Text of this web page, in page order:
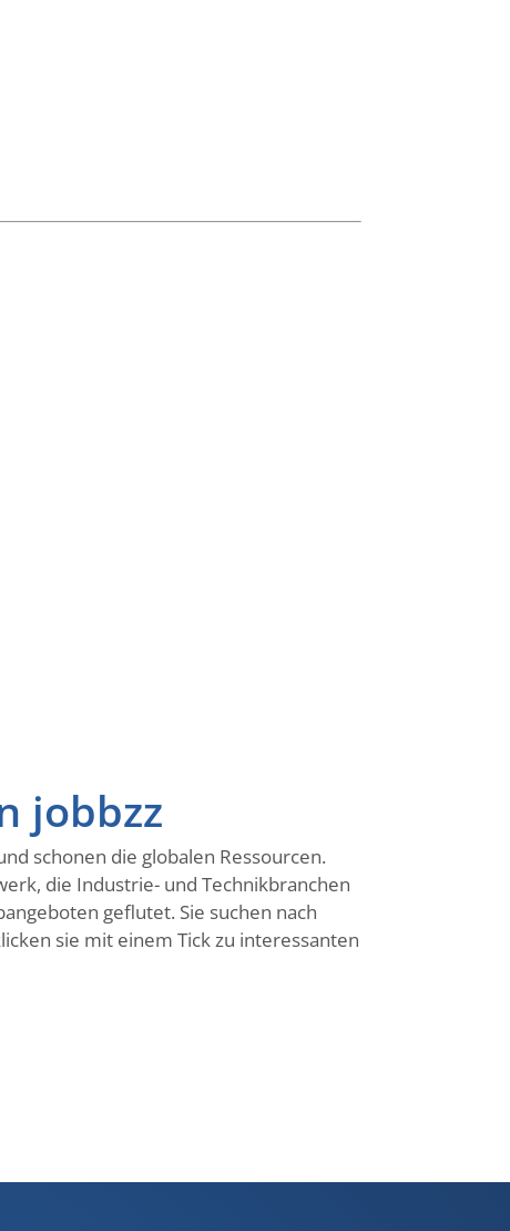
jobbzz
schonen die globalen Ressourcen.
die Industrie- und Technikbranchen
geflutet. Sie suchen nach
sie mit einem Tick zu interessanten